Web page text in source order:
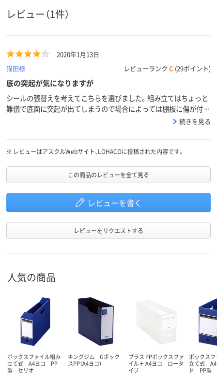
向き ヨコ
レビュー（1件）
2020年1月13日
猫田様
レビューランク C (29ポイント)
底の突起が気になりますが
シールの張替えを考えてこちらを選びました。組み立てはちょっと
難儀で底面に突起が出てしまうので場合によっては棚板に傷が付く
続きを見る
※ レビューはアスクルWebサイト、LOHACOに投稿された内容です。
この商品のレビューを全て見る
レビューを書く
レビューをリクエストする
人気の商品
ボックスファイル組み
立て式 A4ヨコ PP
製 セリオ
キングジム Gボック
スPP（A4ヨコ）
プラス PPボックスファ
イル＋ A4ヨコ ロータ
イプ
ボックス
立て式 A4
ド PP製